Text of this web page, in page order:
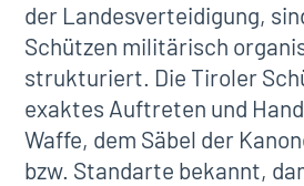
der Landesverteidigung,
Schützen militärisch
strukturiert. Die Tiroler
exaktes Auftreten und
Waffe, dem Säbel der
bzw. Standarte bekannt,